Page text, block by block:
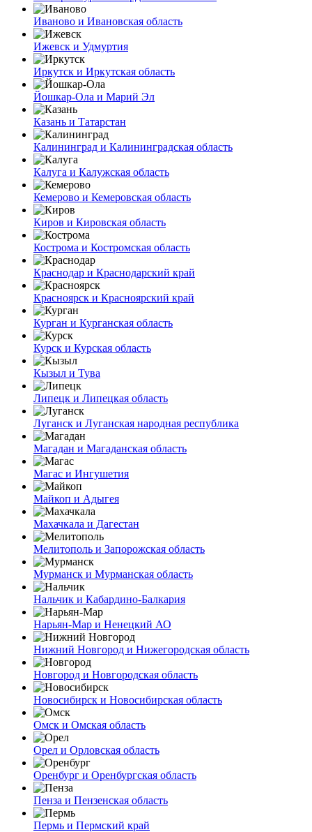
Иваново и Ивановская область
Ижевск и Удмуртия
Иркутск и Иркутская область
Йошкар-Ола и Марий Эл
Казань и Татарстан
Калининград и Калининградская область
Калуга и Калужская область
Кемерово и Кемеровская область
Киров и Кировская область
Кострома и Костромская область
Краснодар и Краснодарский край
Красноярск и Красноярский край
Курган и Курганская область
Курск и Курская область
Кызыл и Тува
Липецк и Липецкая область
Луганск и Луганская народная республика
Магадан и Магаданская область
Магас и Ингушетия
Майкоп и Адыгея
Махачкала и Дагестан
Мелитополь и Запорожская область
Мурманск и Мурманская область
Нальчик и Кабардино-Балкария
Нарьян-Мар и Ненецкий АО
Нижний Новгород и Нижегородская область
Новгород и Новгородская область
Новосибирск и Новосибирская область
Омск и Омская область
Орел и Орловская область
Оренбург и Оренбургская область
Пенза и Пензенская область
Пермь и Пермский край